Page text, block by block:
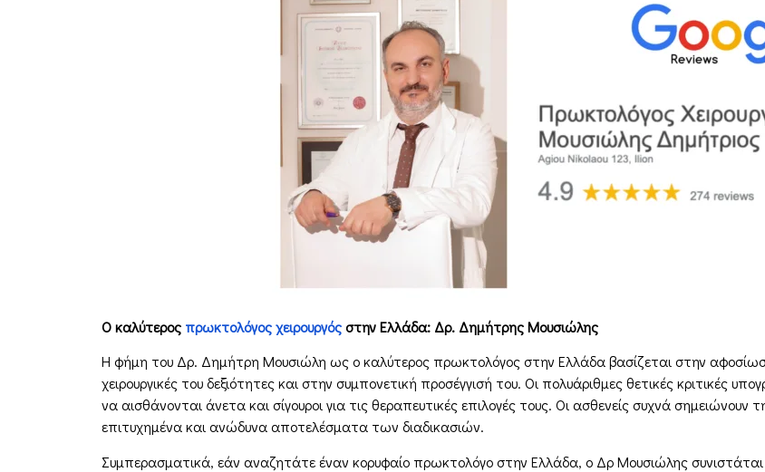
Ο καλύτερος πρωκτολόγος χειρουργόςστην Ελλάδα: Δρ. Δημήτρης Μουσιώλης
Η φήμη του Δρ. Δημήτρη Μουσιώλη ως ο καλύτερος πρωκτολόγος στην Ελλάδα βασίζεται στην
χειρουργικές του δεξιότητες και στην συμπονετική προσέγγισή του. Οι πολυάριθμες θετικές κριτικές
να αισθάνονται άνετα και σίγουροι για τις θεραπευτικές επιλογές τους. Οι ασθενείς συχνά σημειώνουν
επιτυχημένα και ανώδυνα αποτελέσματα των διαδικασιών.
Συμπερασματικά, εάν αναζητάτε έναν κορυφαίο πρωκτολόγο στην Ελλάδα, ο Δρ Μουσιώλης